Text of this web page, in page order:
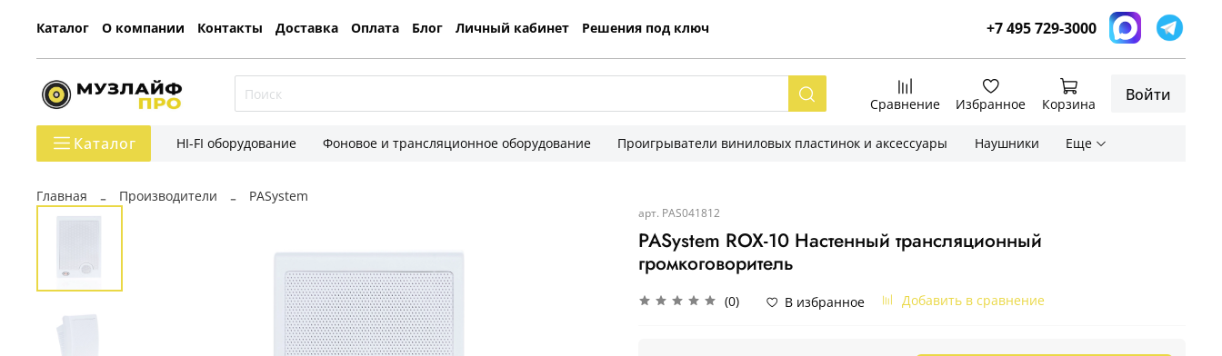
Каталог О компании Контакты Доставка Оплата Блог Личный кабинет Решения под ключ +7 495 729-3000
Сравнение Избранное Корзина Войти
Каталог HI-FI оборудование Фоновое и трансляционное оборудование Проигрыватели виниловых пластинок и аксессуары Наушники Еще
Главная Производители PASystem
арт. PAS041812
PASystem ROX-10 Настенный трансляционный
громкоговоритель
(0) В избранное Добавить в сравнение